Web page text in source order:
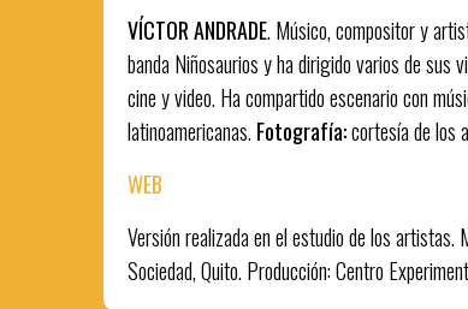
VÍCTOR ANDRADE. Músico, compositor y
banda Niñosaurios y ha dirigido varios de sus
cine y video. Ha compartido escenario con
latinoamericanas. Fotografía:cortesía de los
WEB
Versión realizada en el estudio de los artistas.
Sociedad, Quito. Producción: Centro